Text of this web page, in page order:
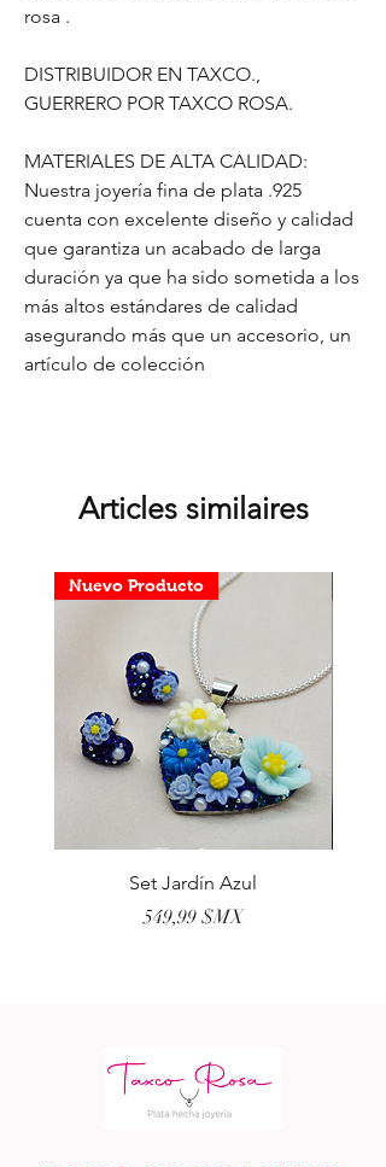
rosa .
DISTRIBUIDOR EN TAXCO.,
GUERRERO POR TAXCO ROSA.
MATERIALES DE ALTA CALIDAD:
Nuestra joyería fina de plata .925
cuenta con excelente diseño y calidad
que garantiza un acabado de larga
duración ya que ha sido sometida a los
más altos estándares de calidad
asegurando más que un accesorio, un
artículo de colección
Articles similaires
Nuevo Producto
Set Jardín Azul
Prix
549,99 $MX